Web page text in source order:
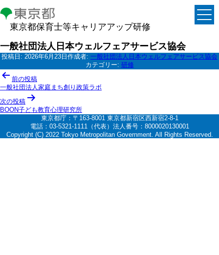
東京都保育士等キャリアアップ研修
一般社団法人日本ウェルフェアサービス協会
投稿日: 2026年6月23日 作成者: 一般社団法人日本ウェルフェアサービス協会
カテゴリー: 研修
投
稿
ナ
ビ
ー
前の投稿
一般社団法人家庭まち創り政策ラボ
次の投稿
BOON子ども教育心理研究所
東京都庁：〒163-8001 東京都新宿区西新宿2-8-1
電話：03-5321-1111（代表）法人番号：8000020130001
Copyright (C) 2022 Tokyo Metropolitan Government. All Rights Reserved.